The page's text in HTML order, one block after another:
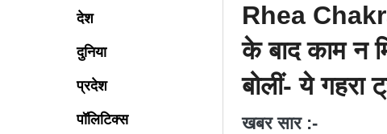
देश
दुनिया
प्रदेश
पॉलिटिक्स
Rhea
के बाद काम न
बोलीं- ये गहरा
खबर सार :-